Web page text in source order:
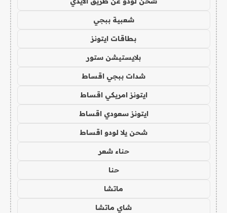
شعبية ببجي
بطاقات ايتونز
بلايستيشن ستور
شدات ببجي اقساط
ايتونز امريكي اقساط
ايتونز سعودي اقساط
شحن يلا لودو اقساط
حناء شعر
حنا
ماتشا
شاي ماتشا